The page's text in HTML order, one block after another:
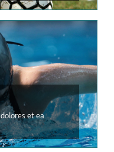
et ea